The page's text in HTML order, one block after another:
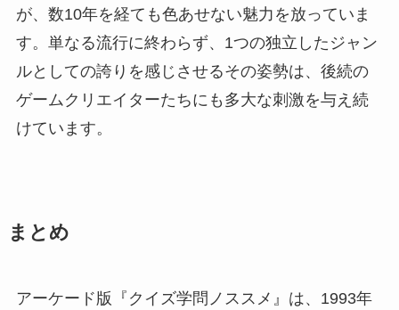
が、数10年を経ても色あせない魅力を放っていま
す。単なる流行に終わらず、1つの独立したジャン
ルとしての誇りを感じさせるその姿勢は、後続の
ゲームクリエイターたちにも多大な刺激を与え続
けています。
まとめ
アーケード版『クイズ学問ノススメ』は、1993年